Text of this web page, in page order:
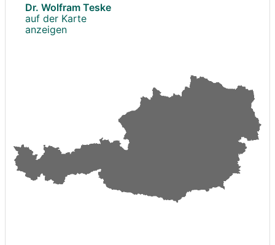
Dr. Wolfram Teske
auf der Karte
anzeigen